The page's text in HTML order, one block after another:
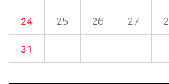
24 25 26 27
31